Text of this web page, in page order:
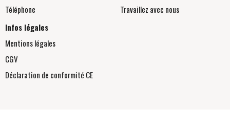
Téléphone
Travaillez avec nous
Infos légales
Mentions légales
CGV
Déclaration de conformité CE